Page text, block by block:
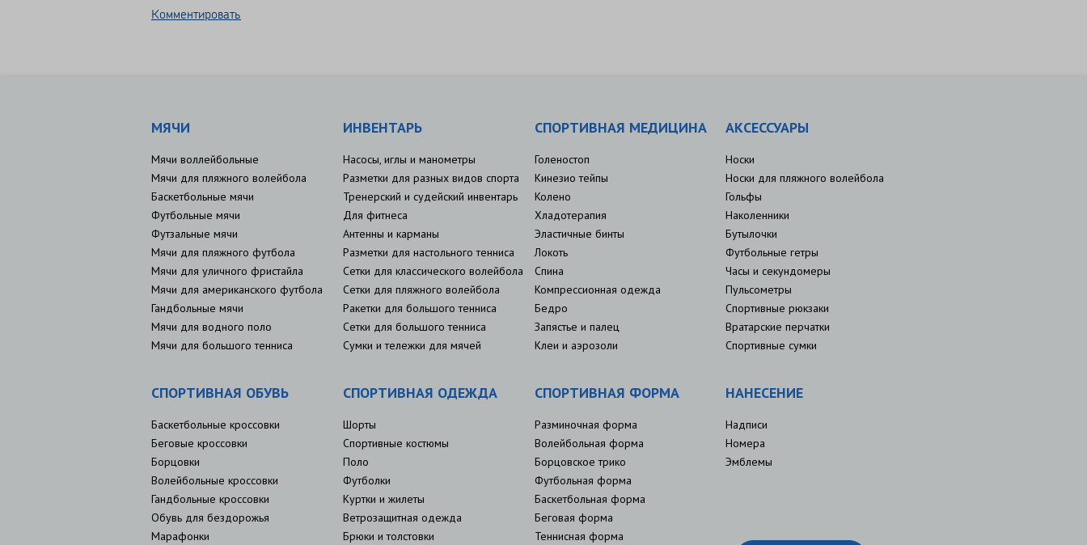
Комментировать
МЯЧИ
Мячи воллейбольные
Мячи для пляжного волейбола
Баскетбольные мячи
Футбольные мячи
Футзальные мячи
Мячи для пляжного футбола
Мячи для уличного фристайла
Мячи для американского футбола
Гандбольные мячи
Мячи для водного поло
Мячи для большого тенниса
ИНВЕНТАРЬ
Насосы, иглы и манометры
Разметки для разных видов спорта
Тренерский и судейский инвентарь
Для фитнеса
Антенны и карманы
Разметки для настольного тенниса
Сетки для классического волейбола
Сетки для пляжного волейбола
Ракетки для большого тенниса
Сетки для большого тенниса
Сумки и тележки для мячей
СПОРТИВНАЯ МЕДИЦИНА
Голеностоп
Кинезио тейпы
Колено
Хладотерапия
Эластичные бинты
Локоть
Спина
Компрессионная одежда
Бедро
Запястье и палец
Клеи и аэрозоли
АКСЕССУАРЫ
Носки
Носки для пляжного волейбола
Гольфы
Наколенники
Бутылочки
Футбольные гетры
Часы и секундомеры
Пульсометры
Спортивные рюкзаки
Вратарские перчатки
Спортивные сумки
СПОРТИВНАЯ ОБУВЬ
Баскетбольные кроссовки
Беговые кроссовки
Борцовки
Волейбольные кроссовки
Гандбольные кроссовки
Обувь для бездорожья
Марафонки
СПОРТИВНАЯ ОДЕЖДА
Шорты
Спортивные костюмы
Поло
Футболки
Куртки и жилеты
Ветрозащитная одежда
Брюки и толстовки
СПОРТИВНАЯ ФОРМА
Разминочная форма
Волейбольная форма
Борцовское трико
Футбольная форма
Баскетбольная форма
Беговая форма
Теннисная форма
НАНЕСЕНИЕ
Надписи
Номера
Эмблемы